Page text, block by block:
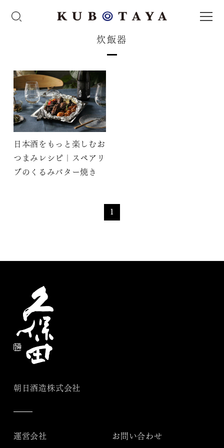
炊飯器
日本酒をもっと楽しむお
つまみレシピ｜スペアリ
ブのくるみバター焼き
1
朝日酒造株式会社
運営会社 お問い合わせ